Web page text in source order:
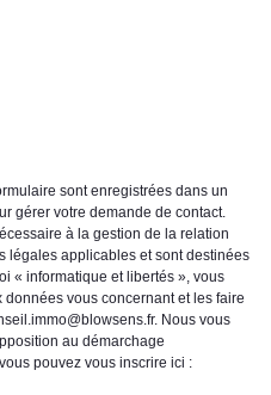
sont enregistrées dans un
gérer votre demande de contact.
à la gestion de la relation
légales applicables et sont destinées
« informatique et libertés », vous
vous concernant et les faire
Nous vous
au démarchage
pouvez vous inscrire ici :